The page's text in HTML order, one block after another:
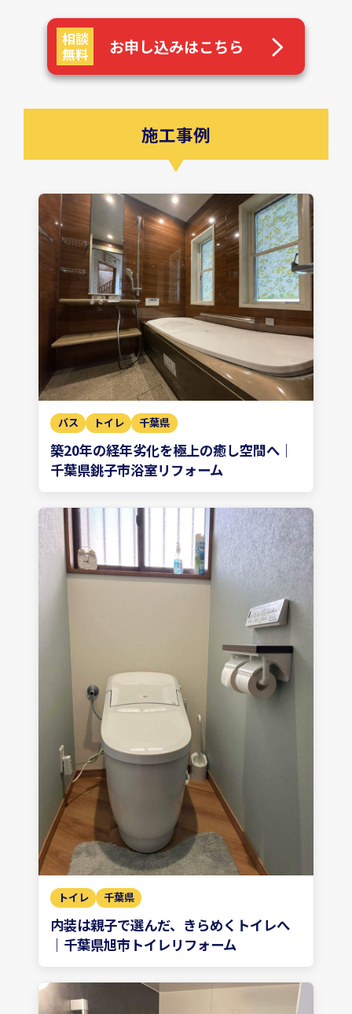
お申し込みはこちら
相談
無料
施工事例
バス トイレ 千葉県
築20年の経年劣化を極上の癒し空間へ｜
千葉県銚子市浴室リフォーム
トイレ 千葉県
内装は親子で選んだ、きらめくトイレへ
｜千葉県旭市トイレリフォーム